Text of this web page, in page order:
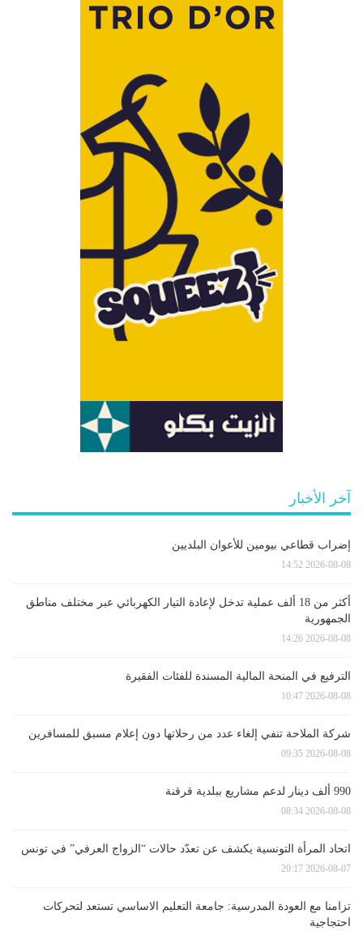
آخر الأخبار
إضراب قطاعي بيومين للأعوان البلديين
2026-08-08 14:52
أكثر من 18 ألف عملية تدخل لإعادة التيار الكهربائي عبر مختلف مناطق
الجمهورية
2026-08-08 14:26
الترفيع في المنحة المالية المسندة للفئات الفقيرة
2026-08-08 10:47
شركة الملاحة تنفي إلغاء عدد من رحلاتها دون إعلام مسبق للمسافرين
2026-08-08 09:35
990 ألف دينار لدعم مشاريع ببلدية قرقنة
2026-08-08 08:34
اتحاد المرأة التونسية يكشف عن تعدّد حالات “الزواج العرفي” في تونس
2026-08-07 20:17
تزامنا مع العودة المدرسية: جامعة التعليم الاساسي تستعد لتحركات
احتجاجية